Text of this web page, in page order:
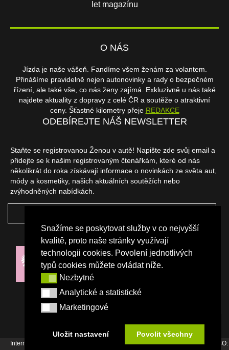
Snažíme se poskytovat služby v co nejvyšší
kvalitě, proto naše stránky využívají
technologii cookies. Povolení jednotlivých
typů cookies můžete ovládat níže.
NezbytnéNezbytné
Analytické a statistické
Analytické a statistické
Marketingové
Marketingové
Uložit nastavení Povolit všechny
let magazínu
O NÁS
Jízda je naše vášeň. Fandíme všem ženám za volantem.
Přinášíme pravidelně nejen autonovinky a rady o bezpečném
řízení, ale také vše, co nás ženy zajímá. Exkluzivně u nás také
najdete aktuality z dopravy z celé ČR a soutěže o atraktivní
ceny. Šťastné kilometry přeje REDAKCE
ODEBÍREJTE NÁŠ NEWSLETTER
Staňte se registrovanou Ženou v autě! Napište zde svůj email a
přidejte se k našim registrovaným čtenářkám, které od nás
několikrát do roka získávají informace o novinkách ze světa aut,
módy a kosmetiky, našich aktuálních soutěžích nebo
zvýhodněných nabídkách.
NAŠI PARTNEŘI
Internetový magazín Žena v autě vydává vydavatelství Srdce Evropy s.r.o., IČO: